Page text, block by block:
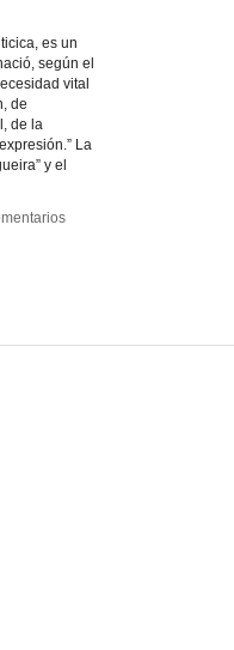
es un
según el
vital
de
de la
La
y el